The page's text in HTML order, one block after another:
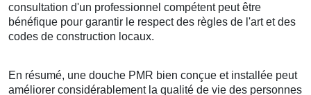
consultation d'un professionnel compétent peut être
bénéfique pour garantir le respect des règles de l'art et des
codes de construction locaux.
En résumé, une douche PMR bien conçue et installée peut
améliorer considérablement la qualité de vie des personnes